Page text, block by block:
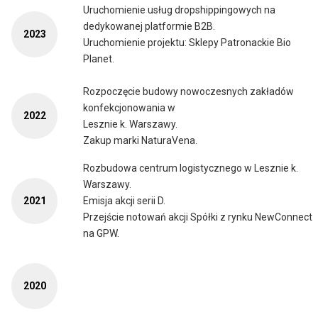
2023
Uruchomienie usług dropshippingowych na
dedykowanej platformie B2B.
Uruchomienie projektu: Sklepy Patronackie Bio
Planet.
2022
Rozpoczęcie budowy nowoczesnych zakładów
konfekcjonowania w
Lesznie k. Warszawy.
Zakup marki NaturaVena.
2021
Rozbudowa centrum logistycznego w Lesznie k.
Warszawy.
Emisja akcji serii D.
Przejście notowań akcji Spółki z rynku NewConnect
na GPW.
2020